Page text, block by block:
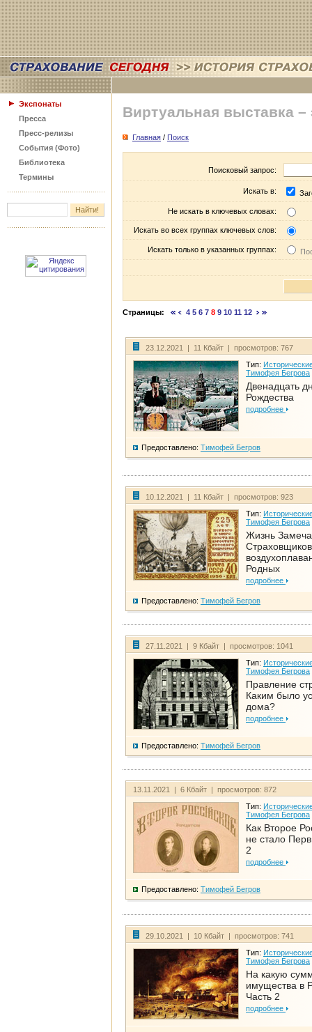
Экспонаты
Пресса
Пресс-релизы
События (Фото)
Библиотека
Термины
Виртуальная выставка –
Главная / Поиск
Поисковый запрос:
Искать в:
Не искать в ключевых словах:
Искать во всех группах ключевых слов:
Искать только в указанных группах:
Страницы: 4 5 6 7 8 9 10 11 12
23.12.2021 | 11 Кбайт | просмотров: 767
Тип:
Тимофея Бегрова
Двенадцать
Рождества
подробнее
Предоставлено: Тимофей Бегров
10.12.2021 | 11 Кбайт | просмотров: 923
Тип:
Тимофея Бегрова
Жизнь
Родных
подробнее
Предоставлено: Тимофей Бегров
27.11.2021 | 9 Кбайт | просмотров: 1041
Тип:
Тимофея Бегрова
Правление
Каким было
дома?
подробнее
Предоставлено: Тимофей Бегров
13.11.2021 | 6 Кбайт | просмотров: 872
Тип:
Тимофея Бегрова
Как Второе
не стало
2
подробнее
Предоставлено: Тимофей Бегров
29.10.2021 | 10 Кбайт | просмотров: 741
Тип:
Тимофея Бегрова
На какую
имущества в
Часть 2
подробнее